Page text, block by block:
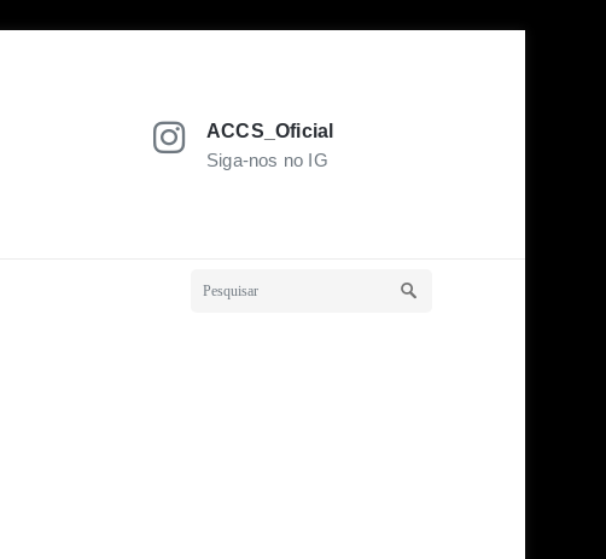
ACCS_Oficial
Siga-nos no IG